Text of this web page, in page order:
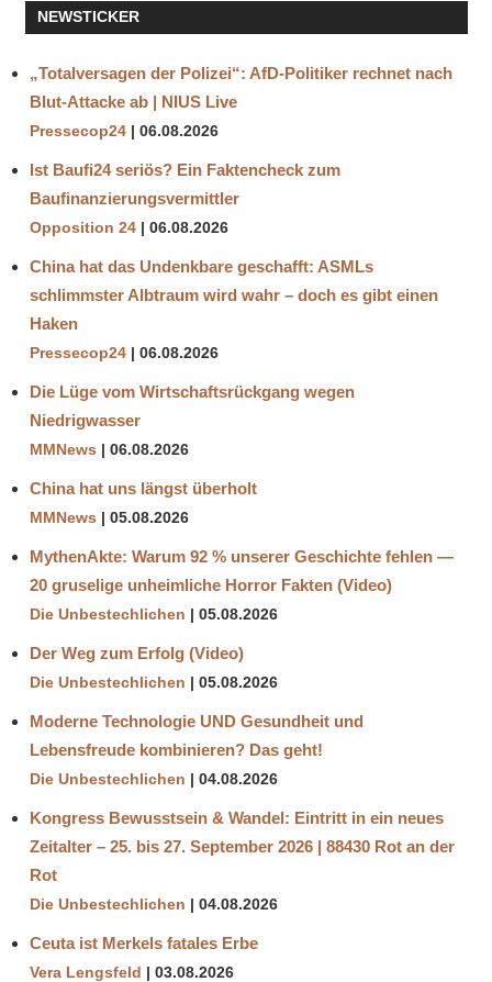
NEWSTICKER
„Totalversagen der Polizei“: AfD-Politiker rechnet nach
Blut-Attacke ab | NIUS Live
Pressecop24 06.08.2026
Ist Baufi24 seriös? Ein Faktencheck zum
Baufinanzierungsvermittler
Opposition 24 06.08.2026
China hat das Undenkbare geschafft: ASMLs
schlimmster Albtraum wird wahr – doch es gibt einen
Haken
Pressecop24 06.08.2026
Die Lüge vom Wirtschaftsrückgang wegen
Niedrigwasser
MMNews 06.08.2026
China hat uns längst überholt
MMNews 05.08.2026
MythenAkte: Warum 92 % unserer Geschichte fehlen —
20 gruselige unheimliche Horror Fakten (Video)
Die Unbestechlichen 05.08.2026
Der Weg zum Erfolg (Video)
Die Unbestechlichen 05.08.2026
Moderne Technologie UND Gesundheit und
Lebensfreude kombinieren? Das geht!
Die Unbestechlichen 04.08.2026
Kongress Bewusstsein & Wandel: Eintritt in ein neues
Zeitalter – 25. bis 27. September 2026 | 88430 Rot an der
Rot
Die Unbestechlichen 04.08.2026
Ceuta ist Merkels fatales Erbe
Vera Lengsfeld 03.08.2026